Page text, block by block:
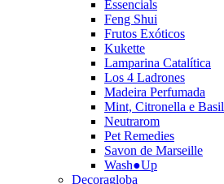
Essencials
Feng Shui
Frutos Exóticos
Kukette
Lamparina Catalítica
Los 4 Ladrones
Madeira Perfumada
Mint, Citronella e Basil
Neutrarom
Pet Remedies
Savon de Marseille
Wash●Up
Decoragloba